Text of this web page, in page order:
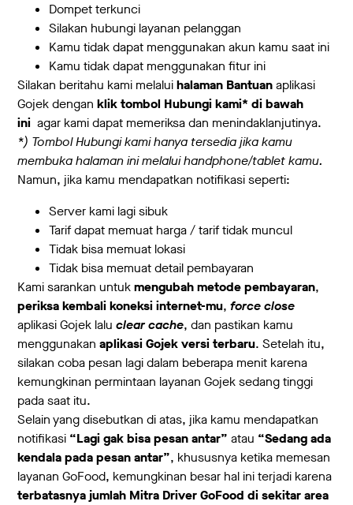
Dompet terkunci
Silakan hubungi layanan pelanggan
Kamu tidak dapat menggunakan akun kamu saat ini
Kamu tidak dapat menggunakan fitur ini
Silakan beritahu kami melaluihalaman Bantuanaplikasi
Gojek denganklik tombol Hubungi kami* di bawah
ini agar kami dapat memeriksa dan menindaklanjutinya.
*) Tombol Hubungi kami hanya tersedia jika kamu
membuka halaman ini melalui handphone/tablet kamu.
Namun, jika kamu mendapatkan notifikasi seperti:
Server kami lagi sibuk
Tarif dapat memuat harga / tarif tidak muncul
Tidak bisa memuat lokasi
Tidak bisa memuat detail pembayaran
Kami sarankan untukmengubah metode pembayaran,
periksa kembali koneksi internet-mu, force close
aplikasi Gojek lalu clear cache, dan pastikan kamu
menggunakanaplikasi Gojek versi terbaru. Setelah itu,
silakan coba pesan lagi dalam beberapa menit karena
kemungkinan permintaan layanan Gojek sedang tinggi
pada saat itu.
Selain yang disebutkan di atas, jika kamu mendapatkan
notifikasi “Lagi gak bisa pesan antar” atau “Sedang ada
kendala pada pesan antar”, khususnya ketika memesan
layanan GoFood, kemungkinan besar hal ini terjadi karena
terbatasnya jumlah Mitra Driver GoFood di sekitar area